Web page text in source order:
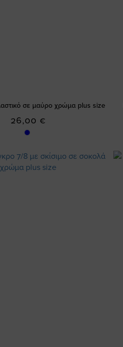
σε μαύρο χρώμα plus size
26,00 €